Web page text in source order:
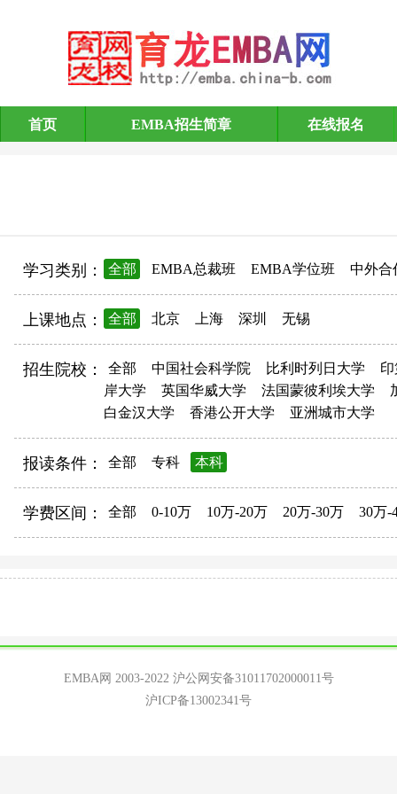
EMBA招生简章
首页 EMBA招生简章 在线报名
学习类别： 全部 EMBA总裁班 EMBA学位班 中外合
上课地点： 全部 北京 上海 深圳 无锡
招生院校： 全部 中国社会科学院 比利时列日大学
岸大学
英国华威大学 法国蒙彼利埃大学
白金汉大学
香港公开大学 亚洲城市大学
报读条件： 全部 专科 本科
学费区间： 全部 0-10万 10万-20万 20万-30万 30万-
EMBA网 2003-2022 沪公网安备31011702000011号
沪ICP备13002341号